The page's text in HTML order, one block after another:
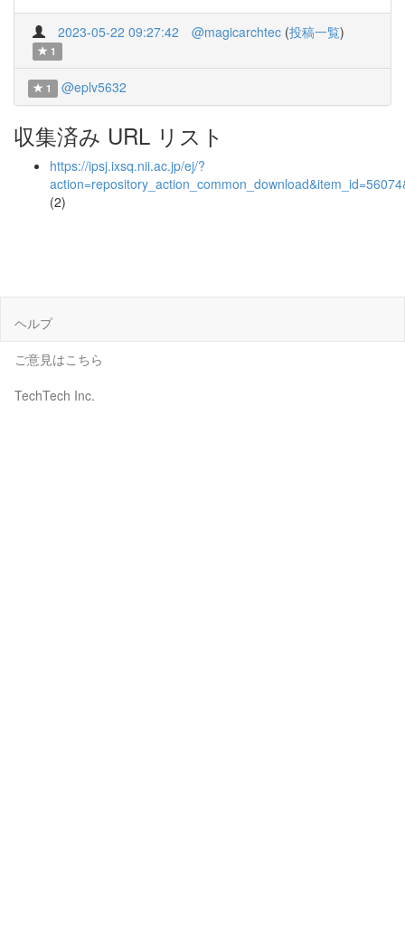
2023-05-22 09:27:42 @magicarchtec (投稿一覧)
1
1 @eplv5632
収集済み URL リスト
https://ipsj.ixsq.nii.ac.jp/ej/?
(2)
ヘルプ
ご意見はこちら
TechTech Inc.